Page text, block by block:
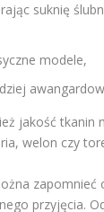
suknię
modele,
jakość tkanin
welon czy
zapomnieć
przyjęcia.